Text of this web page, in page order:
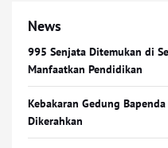
News
995 Senjata Ditemukan di
Manfaatkan Pendidikan
Kebakaran Gedung
Dikerahkan